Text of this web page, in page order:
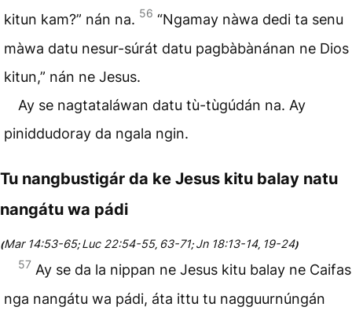
kitun kam?” nán na. 56 “Ngamay nàwa dedi ta senu
màwa datu nesur-súrát datu pagbàbànánan ne Dios
kitun,” nán ne Jesus.
Ay se nagtataláwan datu tù-tùgúdán na. Ay
piniddudoray da ngala ngin.
Tu nangbustigár da ke Jesus kitu balay natu
nangátu wa pádi
(Mar 14:53-65;Luc 22:54-55, 63-71;Jn 18:13-14, 19-24)
57 Ay se da la nippan ne Jesus kitu balay ne Caifas
nga nangátu wa pádi, áta ittu tu nagguurnúngán